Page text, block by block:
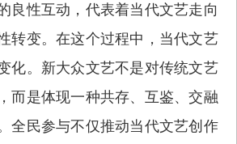
良性互动，代表着当代文艺走向
转变。在这个过程中，当代文艺
化。新大众文艺不是对传统文艺
而是体现一种共存、互鉴、交融
全民参与不仅推动当代文艺创作